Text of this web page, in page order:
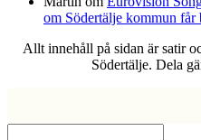
om Södertälje kommun får
Allt innehåll på sidan är satir
Södertälje. Dela